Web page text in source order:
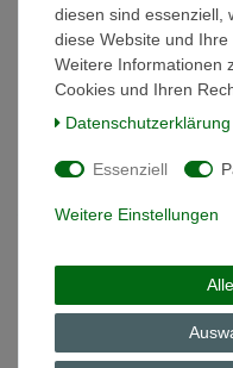
ArtikelnummerQI-1673
6,20 EUR *
Grundpreis6,20 € / Stück
auf Lager
Wunschliste
diesen sind essenziell,
diese Website und Ihre
Weitere Informationen
Cookies und Ihren
Daten­schutz­erklärung
Essenziell
Weitere Einstellungen